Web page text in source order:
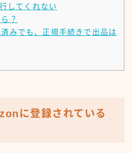
してくれない
？
みでも、正規手続きで出品は
に登録されている